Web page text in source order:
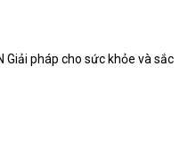
Giải pháp cho sức khỏe và sắc